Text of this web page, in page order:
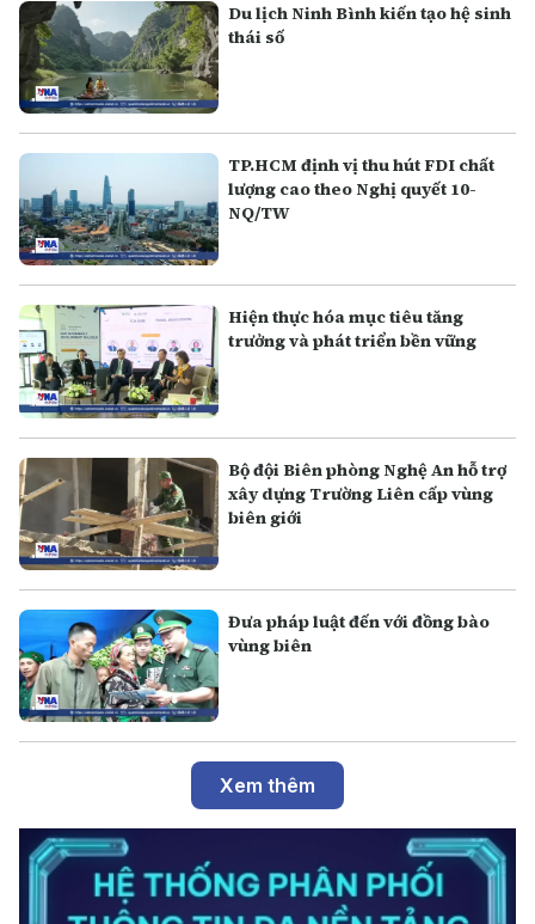
Du lịch Ninh Bình kiến tạo hệ sinh
thái số
TP.HCM định vị thu hút FDI chất
lượng cao theo Nghị quyết 10-
NQ/TW
Hiện thực hóa mục tiêu tăng
trưởng và phát triển bền vững
Bộ đội Biên phòng Nghệ An hỗ trợ
xây dựng Trường Liên cấp vùng
biên giới
Đưa pháp luật đến với đồng bào
vùng biên
Xem thêm